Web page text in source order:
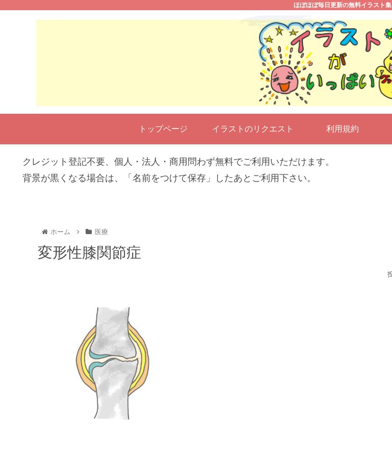
ほぼほぼ毎日更新の無料イラスト集
トップページ イラストのリクエスト 利用規約
クレジット登記不要、個人・法人・商用問わず無料でご利用いただけます。
背景が黒くなる場合は、「名前をつけて保存」したあとご利用下さい。
ホーム 医療
変形性膝関節症